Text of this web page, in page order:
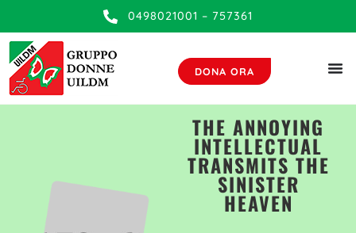
0498021001 – 757361
DONA ORA
THE ANNOYING
INTELLECTUAL
TRANSMITS THE
SINISTER
HEAVEN